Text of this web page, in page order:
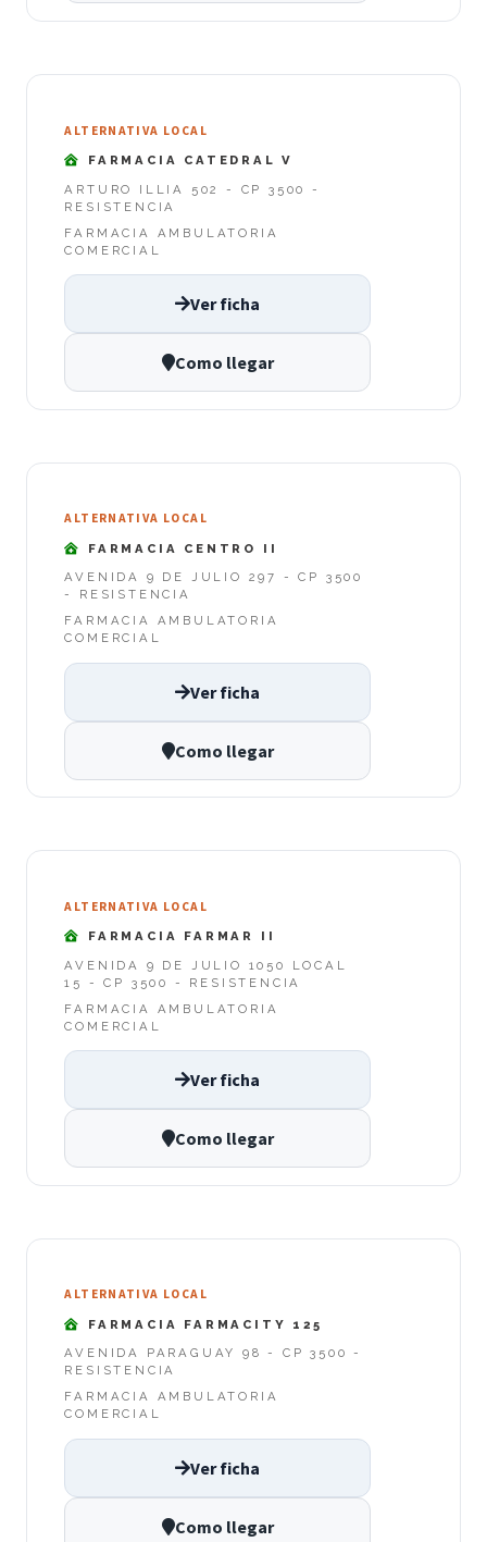
ALTERNATIVA LOCAL
FARMACIA CATEDRAL V
ARTURO ILLIA 502 - CP 3500 -
RESISTENCIA
FARMACIA AMBULATORIA
COMERCIAL
Ver ficha
Como llegar
ALTERNATIVA LOCAL
FARMACIA CENTRO II
AVENIDA 9 DE JULIO 297 - CP 3500
- RESISTENCIA
FARMACIA AMBULATORIA
COMERCIAL
Ver ficha
Como llegar
ALTERNATIVA LOCAL
FARMACIA FARMAR II
AVENIDA 9 DE JULIO 1050 LOCAL
15 - CP 3500 - RESISTENCIA
FARMACIA AMBULATORIA
COMERCIAL
Ver ficha
Como llegar
ALTERNATIVA LOCAL
FARMACIA FARMACITY 125
AVENIDA PARAGUAY 98 - CP 3500 -
RESISTENCIA
FARMACIA AMBULATORIA
COMERCIAL
Ver ficha
Como llegar